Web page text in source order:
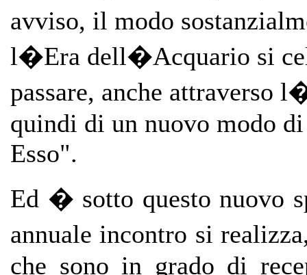
avviso, il modo
l�Era dell�Acquario si
passare, anche attraverso
quindi di un nuovo modo
Esso".
Ed � sotto questo nuovo
annuale incontro si
che sono in grado di